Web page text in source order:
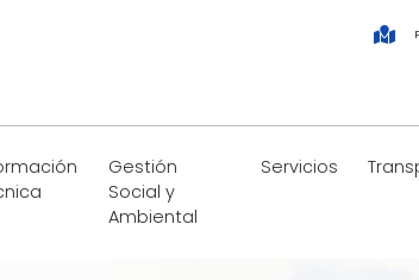
Gestión
Social y
Ambiental
Servicios